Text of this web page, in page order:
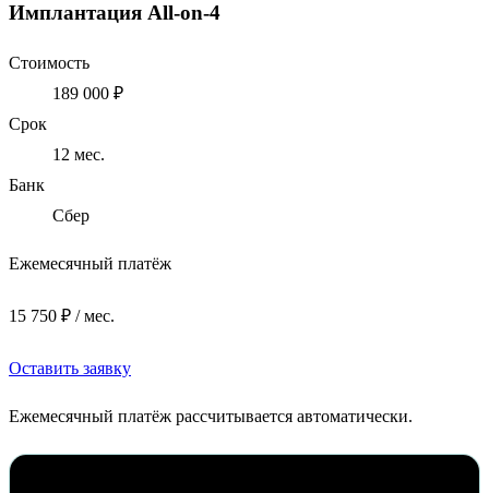
Имплантация All-on-4
Стоимость
189 000 ₽
Срок
12 мес.
Банк
Сбер
Ежемесячный платёж
15 750 ₽ / мес.
Оставить заявку
Ежемесячный платёж рассчитывается автоматически.